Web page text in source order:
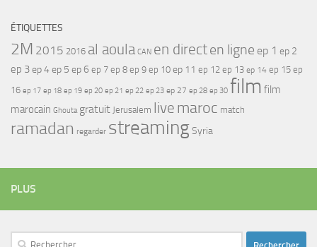
ÉTIQUETTES
2M 2015 2016 al aoula CAN en directen ligne ep 1 ep 2
ep 3ep 4ep 5 ep 6 ep 7 ep 8 ep 9 ep 10 ep 11 ep 12 ep 13 ep 14 ep 15 ep
16 ep 17 ep 18 ep 19 ep 20 ep 21 ep 22 ep 23 ep 27 ep 28 ep 30 film film
marocain Ghouta gratuit Jerusalem live maroc match
ramadan regarder streamingSyria
PLUS
Rechercher :